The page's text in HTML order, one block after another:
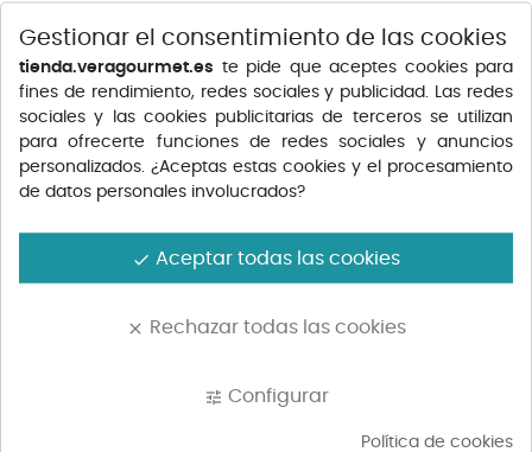
FRITO MALLORQUÍN 500G
APROX.
Precio
6,35 €
LASAÑA DE CARNE VERA
500G...
Precio
7,05 €
BERENJENAS RELLENAS
CANELONES DE POLLO
Gestionar el consentimiento de las cookies
tienda.veragourmet.es te pide que aceptes cookies para
fines de rendimiento, redes sociales y publicidad. Las redes
sociales y las cookies publicitarias de terceros se utilizan
para ofrecerte funciones de redes sociales y anuncios
personalizados. ¿Aceptas estas cookies y el procesamiento
de datos personales involucrados?
done Aceptar todas las cookies
clear Rechazar todas las cookies
tune Configurar
Política de cookies